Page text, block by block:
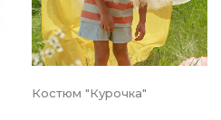
Костюм "Курочка"